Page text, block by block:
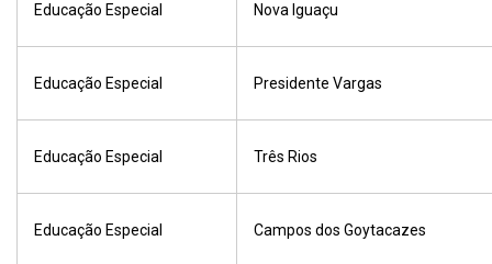
Educação Especial Nova Iguaçu
Educação Especial Presidente Vargas
Educação Especial Três Rios
Educação Especial Campos dos Goytacazes